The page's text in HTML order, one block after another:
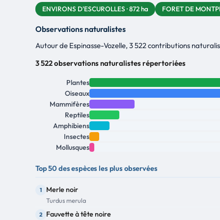
ENVIRONS D'ESCUROLLES · 872 ha FORET DE
Observations naturalistes
Autour de Espinasse-Vozelle, 3 522 contributions
3 522 observations naturalistes répertoriées
Plantes
Oiseaux
Mammifères
Reptiles
Amphibiens
Insectes
Mollusques
Top 50 des espèces les plus observées
1 Merle noir
Turdus merula
2 Fauvette à tête noire